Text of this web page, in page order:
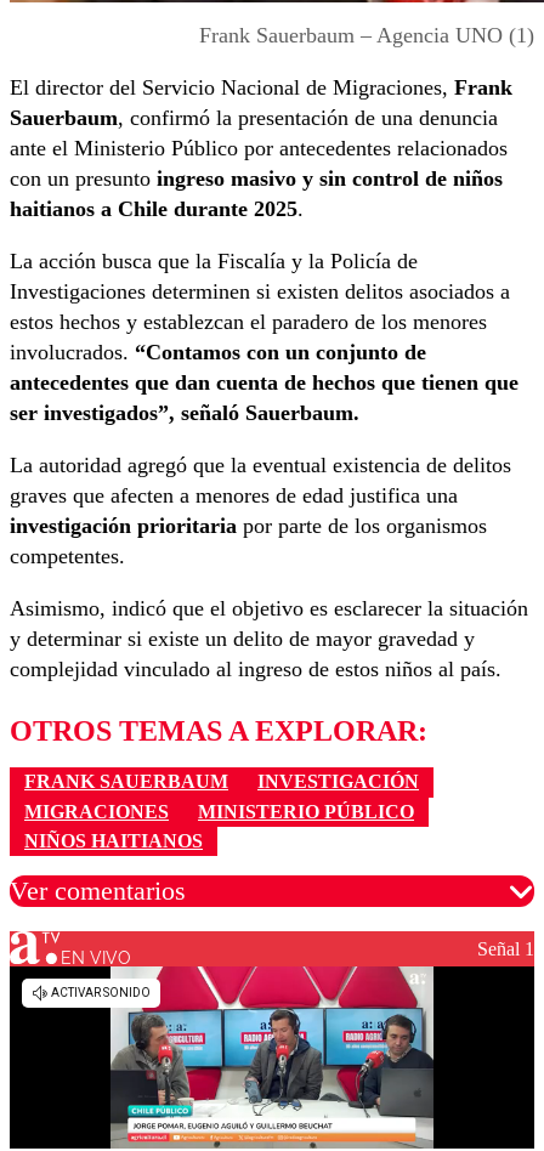
Frank Sauerbaum – Agencia UNO (1)
El director del Servicio Nacional de Migraciones, Frank
Sauerbaum, confirmó la presentación de una denuncia
ante el Ministerio Público por antecedentes relacionados
con un presunto ingreso masivo y sin control de niños
haitianos a Chile durante 2025.
La acción busca que la Fiscalía y la Policía de
Investigaciones determinen si existen delitos asociados a
estos hechos y establezcan el paradero de los menores
involucrados. “Contamos con un conjunto de
antecedentes que dan cuenta de hechos que tienen que
ser investigados”, señaló Sauerbaum.
La autoridad agregó que la eventual existencia de delitos
graves que afecten a menores de edad justifica una
investigación prioritaria por parte de los organismos
competentes.
Asimismo, indicó que el objetivo es esclarecer la situación
y determinar si existe un delito de mayor gravedad y
complejidad vinculado al ingreso de estos niños al país.
OTROS TEMAS A EXPLORAR:
FRANK SAUERBAUM
INVESTIGACIÓN
MIGRACIONES
MINISTERIO PÚBLICO
NIÑOS HAITIANOS
Ver comentarios
Los comentarios son moderados para garantizar un
diálogo respetuoso.
EN VIVO Señal 1